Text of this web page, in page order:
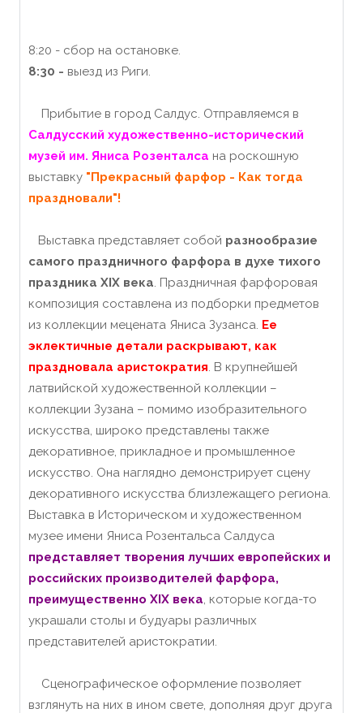
8:20 - сбор на остановке.
8:30 - выезд из Риги.
Прибытие в город Салдус. Отправляемся в
Салдусский художественно-исторический
музей им. Яниса Розенталса на роскошную
выставку "Прекрасный фарфор - Как тогда
праздновали"!
Выставка представляет собой разнообразие
самого праздничного фарфора в духе тихого
праздника XIX века. Праздничная фарфоровая
композиция составлена ​​из подборки предметов
из коллекции мецената Яниса Зузанса. Ее
эклектичные детали раскрывают, как
праздновала аристократия. В крупнейшей
латвийской художественной коллекции –
коллекции Зузана – помимо изобразительного
искусства, широко представлены также
декоративное, прикладное и промышленное
искусство. Она наглядно демонстрирует сцену
декоративного искусства близлежащего региона.
Выставка в Историческом и художественном
музее имени Яниса Розентальса Салдуса
представляет творения лучших европейских и
российских производителей фарфора,
преимущественно XIX века, которые когда-то
украшали столы и будуары различных
представителей аристократии.
Сценографическое оформление позволяет
взглянуть на них в ином свете, дополняя друг друга